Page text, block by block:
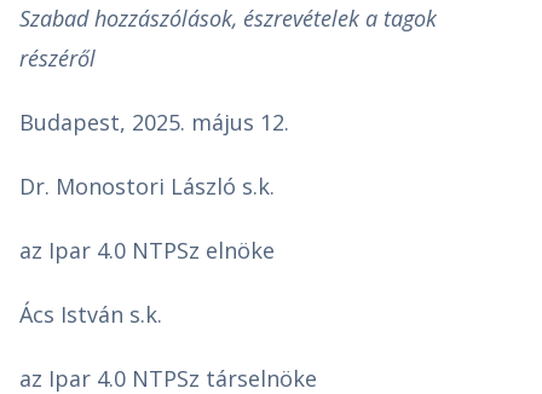
Szabad hozzászólások, észrevételek a tagok
részéről
Budapest, 2025. május 12.
Dr. Monostori László s.k.
az Ipar 4.0 NTPSz elnöke
Ács István s.k.
az Ipar 4.0 NTPSz társelnöke